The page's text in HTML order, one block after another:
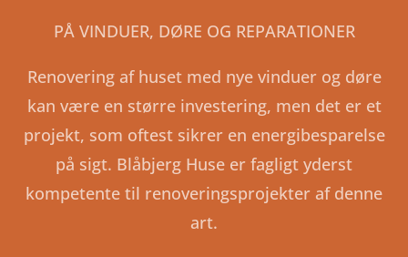
PÅ VINDUER, DØRE OG REPARATIONER
Renovering af huset med nye vinduer og døre
kan være en større investering, men det er et
projekt, som oftest sikrer en energibesparelse
på sigt. Blåbjerg Huse er fagligt yderst
kompetente til renoveringsprojekter af denne
art.